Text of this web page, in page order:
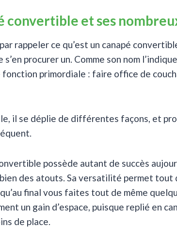
convertible et ses
rappeler ce qu’est un canapé
procurer un. Comme son nom
fonction primordiale : faire office de
il se déplie de différentes façons, et
possède autant de succès
des atouts. Sa versatilité permet tout
final vous faites tout de même
un gain d’espace, puisque replié en
de place.